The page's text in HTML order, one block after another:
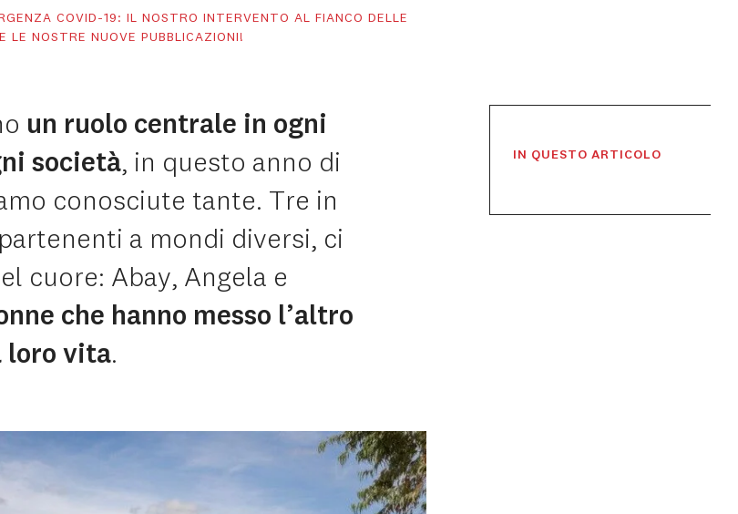
COVID-19: IL NOSTRO INTERVENTO AL FIANCO DELLE
LE NOSTRE NUOVE PUBBLICAZIONI!
un ruolo centrale in ogni
società, in questo anno di
conosciute tante. Tre in
a mondi diversi, ci
cuore: Abay, Angela e
che hanno messo l’altro
loro vita.
IN QUESTO ARTICOLO